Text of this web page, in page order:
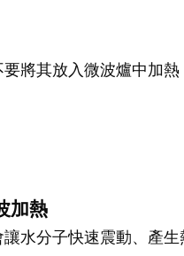
將其放入微波爐中加熱
加熱
水分子快速震動、產